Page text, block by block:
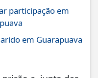
participação em
em Guarapuava